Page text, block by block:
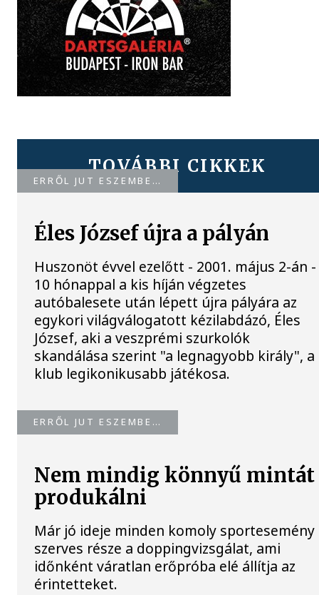
TOVÁBBI CIKKEK
ERRŐL JUT ESZEMBE…
Éles József újra a pályán
Huszonöt évvel ezelőtt - 2001. május 2-án -
10 hónappal a kis híján végzetes
autóbalesete után lépett újra pályára az
egykori világválogatott kézilabdázó, Éles
József, aki a veszprémi szurkolók
skandálása szerint "a legnagyobb király", a
klub legikonikusabb játékosa.
ERRŐL JUT ESZEMBE…
Nem mindig könnyű mintát
produkálni
Már jó ideje minden komoly sportesemény
szerves része a doppingvizsgálat, ami
időnként váratlan erőpróba elé állítja az
érintetteket.